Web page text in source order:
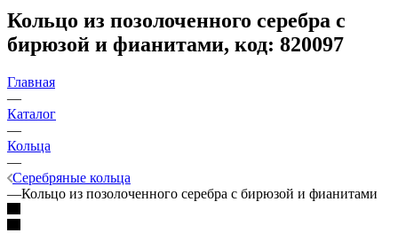
Кольцо из позолоченного серебра с
бирюзой и фианитами, код: 820097
Главная
—
Каталог
—
Кольца
—
Серебряные кольца
—Кольцо из позолоченного серебра с бирюзой и фианитами